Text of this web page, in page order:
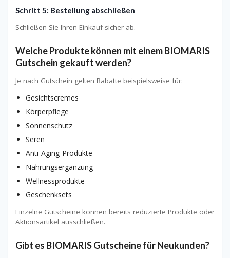
Schritt 5: Bestellung abschließen
Schließen Sie Ihren Einkauf sicher ab.
Welche Produkte können mit einem BIOMARIS
Gutschein gekauft werden?
Je nach Gutschein gelten Rabatte beispielsweise für:
Gesichtscremes
Körperpflege
Sonnenschutz
Seren
Anti-Aging-Produkte
Nahrungsergänzung
Wellnessprodukte
Geschenksets
Einzelne Gutscheine können bereits reduzierte Produkte oder
Aktionsartikel ausschließen.
Gibt es BIOMARIS Gutscheine für Neukunden?